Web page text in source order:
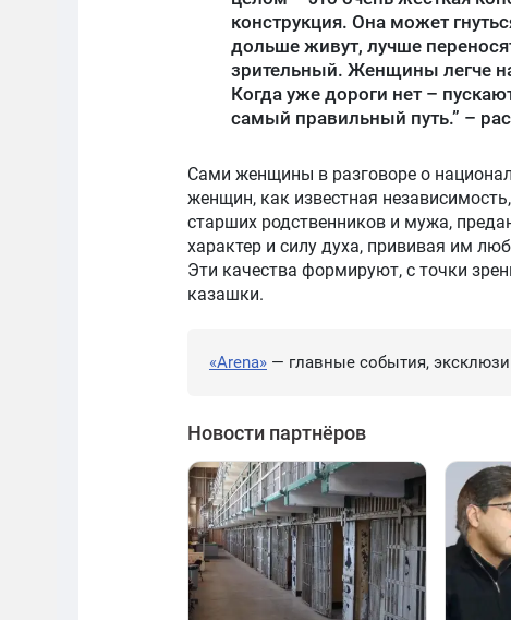
конструкция. Она может
дольше живут, лучше
зрительный. Женщины легче
Когда уже дороги нет –
самый правильный путь.” –
Сами женщины в разговоре о
женщин, как известная
старших родственников и мужа,
характер и силу духа, прививая им
Эти качества формируют, с точки
казашки.
«Arena» — главные события,